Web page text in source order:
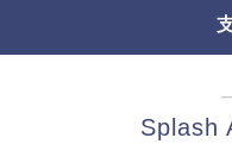
Splash